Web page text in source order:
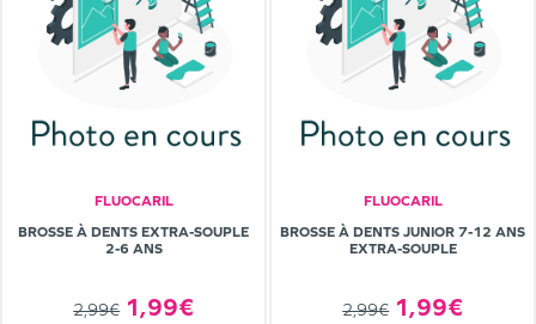
FLUOCARIL
BROSSE À DENTS EXTRA-SOUPLE
2-6 ANS
2,99€ 1,99€
FLUOCARIL
BROSSE À DENTS JUNIOR 7-12 ANS
EXTRA-SOUPLE
2,99€ 1,99€